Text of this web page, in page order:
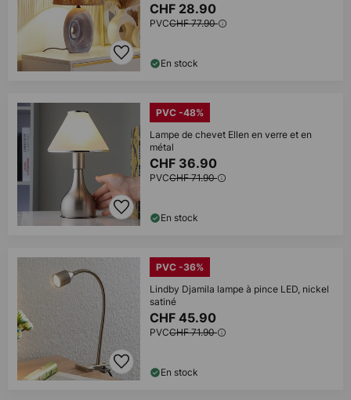
CHF 28.90
PVCCHF 77.90
En stock
PVC -48%
Lampe de chevet Ellen en verre et en
métal
CHF 36.90
PVCCHF 71.90
En stock
PVC -36%
Lindby Djamila lampe à pince LED, nickel
satiné
CHF 45.90
PVCCHF 71.90
En stock